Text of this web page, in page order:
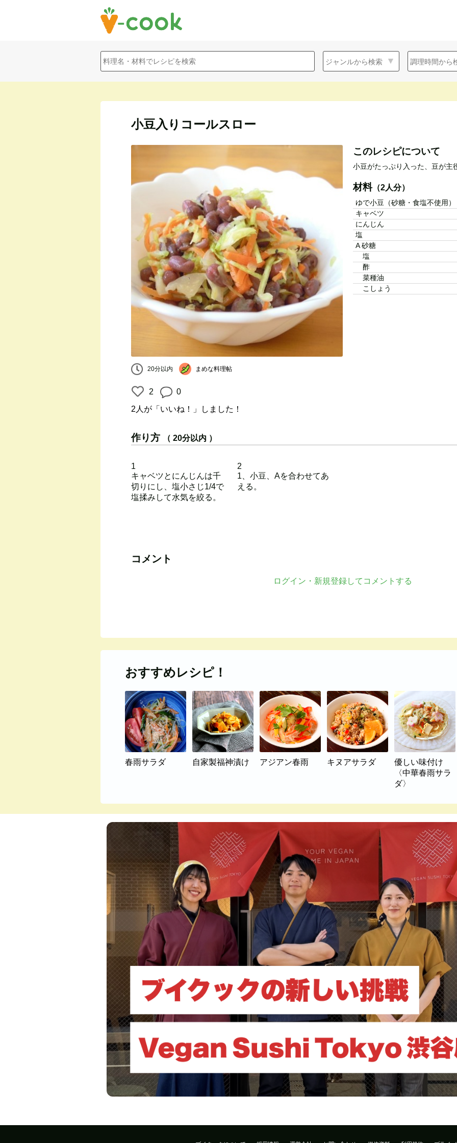
小豆入りコールスロー
20分以内 まめな料理帖
2 0
2人 が「いいね！」しました！
このレシピについて
小豆がたっぷり入った、豆が主
材料（2人分）
ゆで小豆（砂糖・食塩不使用）
キャベツ
にんじん
塩
A 砂糖
塩
酢
菜種油
こしょう
作り方 （ 20分以内 ）
1
キャベツとにんじんは千
切りにし、塩小さじ1/4で
塩揉みして水気を絞る。
2
1、小豆、Aを合わせてあ
える。
コメント
ログイン・新規登録してコメントする
おすすめレシピ！
春雨サラダ 自家製福神漬け アジアン春雨 キヌアサラダ
優しい味付け
〈中華春雨サラ
ダ〉